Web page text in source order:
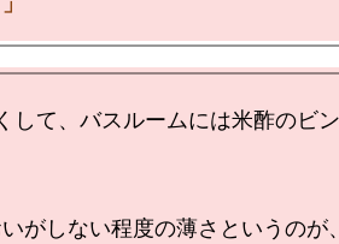
して、バスルームには米酢のビ
がしない程度の薄さというのが